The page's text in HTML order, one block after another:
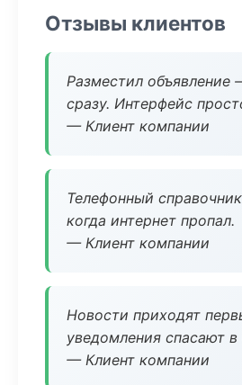
Отзывы клиентов
Разместил объявление
сразу. Интерфейс
— Клиент компании
Телефонный
когда интернет пропал.
— Клиент компании
Новости приходят
уведомления спасают в
— Клиент компании